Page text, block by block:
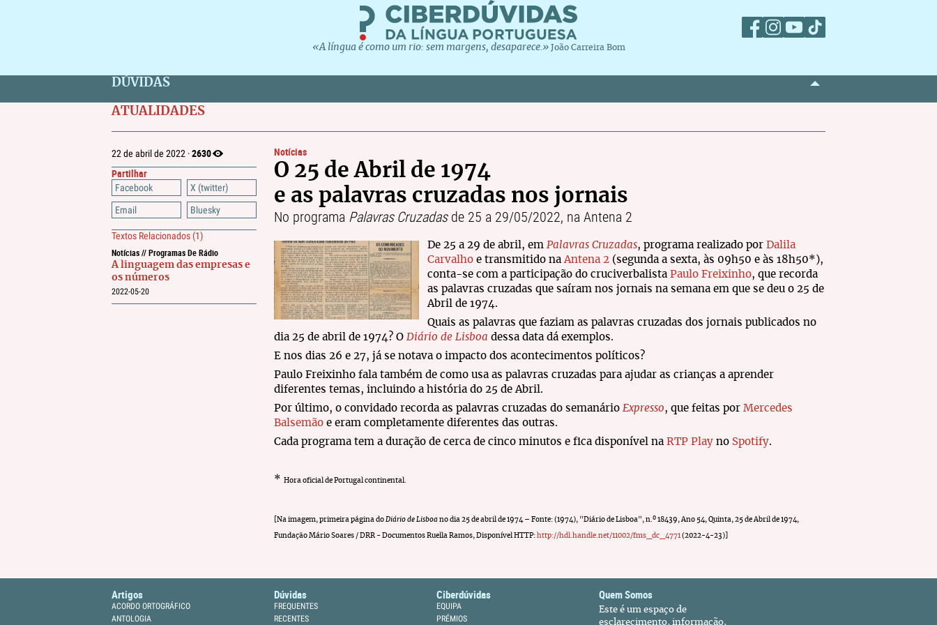
«A língua é como um rio: sem margens, desaparece.» João Carreira Bom
DÚVIDAS
ATUALIDADES
22 de abril de 2022 ·2630
Partilhar
Facebook
X (twitter)
Email
Bluesky
Textos Relacionados (1)
Notícias // Programas De Rádio
A linguagem das empresas e
os números
2022-05-20
Notícias
O 25 de Abril de 1974
e as palavras cruzadas nos jornais
No programa Palavras Cruzadasde 25 a 29/05/2022, na Antena 2
De 25 a 29 de abril, em Palavras Cruzadas, programa realizado por Dalila
Carvalho e transmitido naAntena 2 (segunda a sexta, às 09h50 e às 18h50*),
conta-se com a participação do cruciverbalista Paulo Freixinho, que recorda
as palavras cruzadas que saíram nos jornais na semana em que se deu o 25 de
Abril de 1974.
Quais as palavras que faziam as palavras cruzadas dos jornais publicados no
dia 25 de abril de 1974? O Diário de Lisboa dessa data dá exemplos.
E nos dias 26 e 27, já se notava o impacto dos acontecimentos políticos?
Paulo Freixinho fala também de como usa as palavras cruzadas para ajudar as crianças a aprender
diferentes temas, incluindo a história do 25 de Abril.
Por último, o convidado recorda as palavras cruzadas do semanário Expresso, que feitas por Mercedes
Balsemão e eram completamente diferentes das outras.
Cada programa tem a duração de cerca de cinco minutos e fica disponível na RTP Play no Spotify.
* Hora oficial de Portugal continental.
[Na imagem, primeira página do Diário de Lisboa no dia 25 de abril de 1974 – Fonte: (1974), "Diário de Lisboa", n.º 18439, Ano 54, Quinta, 25 de Abril de 1974,
Fundação Mário Soares / DRR - Documentos Ruella Ramos, Disponível HTTP: http://hdl.handle.net/11002/fms_dc_4771(2022-4-23)]
Artigos
ACORDO ORTOGRÁFICO
ANTOLOGIA
Dúvidas
FREQUENTES
RECENTES
Ciberdúvidas
EQUIPA
PRÉMIOS
Quem Somos
Este é um espaço de
esclarecimento, informação,